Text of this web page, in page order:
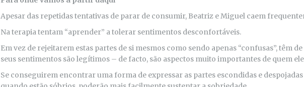
Apesar das repetidas tentativas de parar de consumir, Beatriz e Miguel caem
Na terapia tentam “aprender” a tolerar sentimentos desconfortáveis.
Em vez de rejeitarem estas partes de si mesmos como sendo apenas “confusas”, têm
seus sentimentos são legítimos – de facto, são aspectos muito importantes de quem
Se conseguirem encontrar uma forma de expressar as partes escondidas e